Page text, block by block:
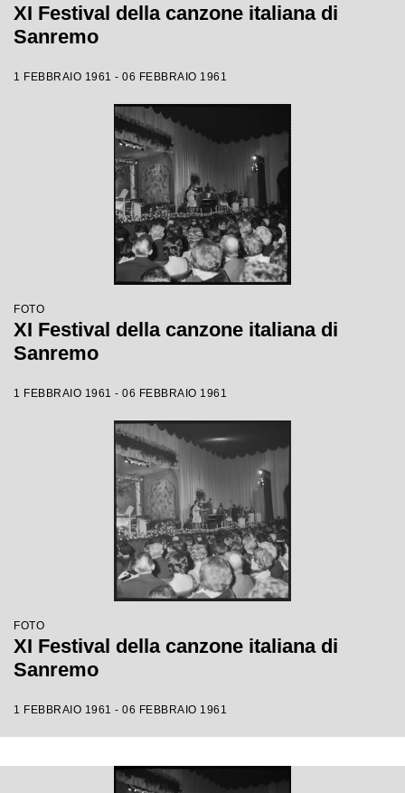
XI Festival della canzone italiana di
Sanremo
1 FEBBRAIO 1961 - 06 FEBBRAIO 1961
FOTO
XI Festival della canzone italiana di
Sanremo
1 FEBBRAIO 1961 - 06 FEBBRAIO 1961
FOTO
XI Festival della canzone italiana di
Sanremo
1 FEBBRAIO 1961 - 06 FEBBRAIO 1961